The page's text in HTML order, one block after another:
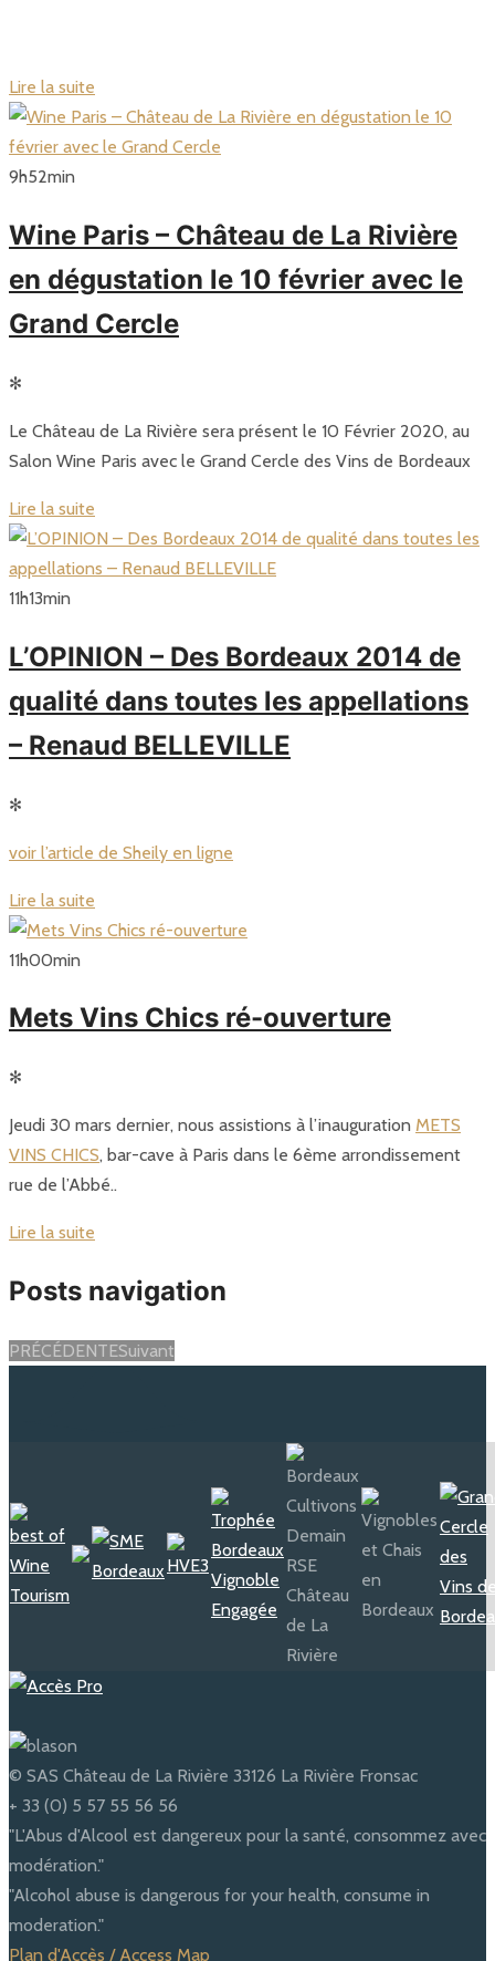
Lire la suite
9h52min
Wine Paris – Château de La Rivière
en dégustation le 10 février avec le
Grand Cercle
✻
Le Château de La Rivière sera présent le 10 Février 2020, au
Salon Wine Paris avec le Grand Cercle des Vins de Bordeaux
Lire la suite
11h13min
L’OPINION – Des Bordeaux 2014 de
qualité dans toutes les appellations
– Renaud BELLEVILLE
✻
voir l’article de Sheily en ligne
Lire la suite
11h00min
Mets Vins Chics ré-ouverture
✻
Jeudi 30 mars dernier, nous assistions à l’inauguration METS
VINS CHICS, bar-cave à Paris dans le 6ème arrondissement
rue de l’Abbé..
Lire la suite
Posts navigation
PRÉCÉDENTESuivant
© SAS Château de La Rivière 33126 La Rivière Fronsac
+ 33 (0) 5 57 55 56 56
"L'Abus d'Alcool est dangereux pour la santé, consommez avec
modération."
"Alcohol abuse is dangerous for your health, consume in
moderation."
Plan d'Accès / Access Map